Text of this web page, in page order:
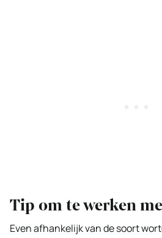
Tip om te werken
Even afhankelijk van de soort